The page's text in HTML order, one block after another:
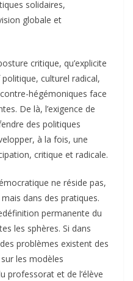
solidaires,
globale et
critique, qu’explicite
culturel radical,
hégémoniques face
De là, l’exigence de
des politiques
à la fois, une
critique et radicale.
ne réside pas,
dans des pratiques.
permanente du
les sphères. Si dans
problèmes existent des
les modèles
professorat et de l’élève